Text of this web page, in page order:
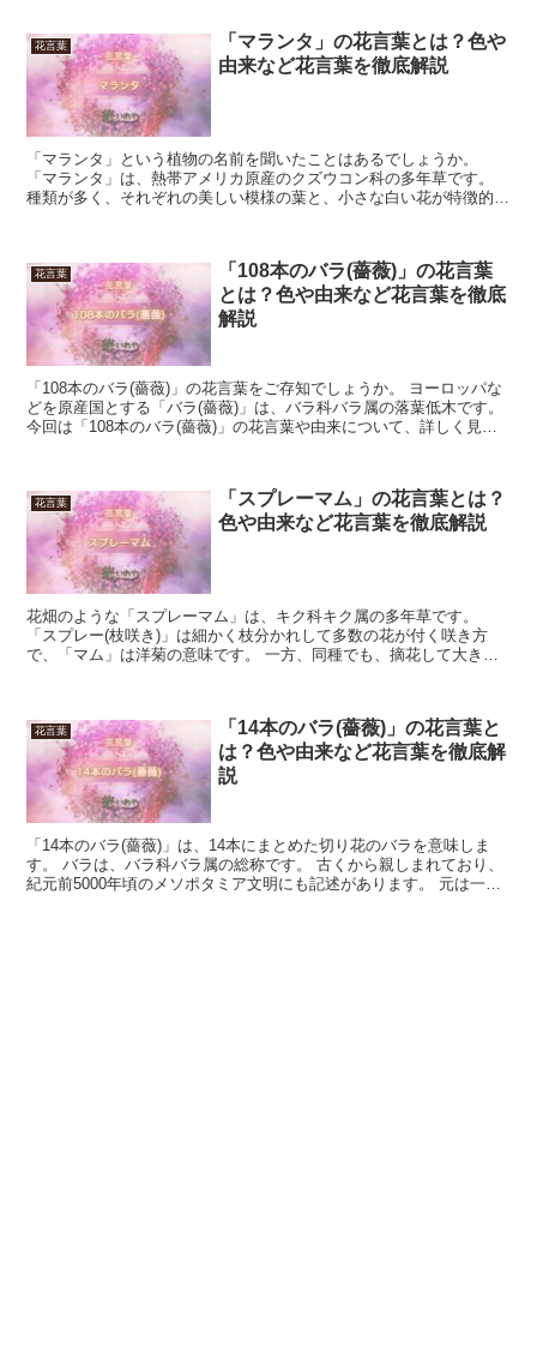
花言葉
「マランタ」の花言葉とは？色や
由来など花言葉を徹底解説
「マランタ」という植物の名前を聞いたことはあるでしょうか。
「マランタ」は、熱帯アメリカ原産のクズウコン科の多年草です。
種類が多く、それぞれの美しい模様の葉と、小さな白い花が特徴的で
花言葉
「108本のバラ(薔薇)」の花言葉
とは？色や由来など花言葉を徹底
解説
「108本のバラ(薔薇)」の花言葉をご存知でしょうか。 ヨーロッパな
どを原産国とする「バラ(薔薇)」は、バラ科バラ属の落葉低木です。
今回は「108本のバラ(薔薇)」の花言葉や由来について、詳しく見て
花言葉
「スプレーマム」の花言葉とは？
色や由来など花言葉を徹底解説
花畑のような「スプレーマム」は、キク科キク属の多年草です。
「スプレー(枝咲き)」は細かく枝分かれして多数の花が付く咲き方
で、「マム」は洋菊の意味です。 一方、同種でも、摘花して大きな1
花言葉
「14本のバラ(薔薇)」の花言葉と
は？色や由来など花言葉を徹底解
説
「14本のバラ(薔薇)」は、14本にまとめた切り花のバラを意味しま
す。 バラは、バラ科バラ属の総称です。 古くから親しまれており、
紀元前5000年頃のメソポタミア文明にも記述があります。 元は一重